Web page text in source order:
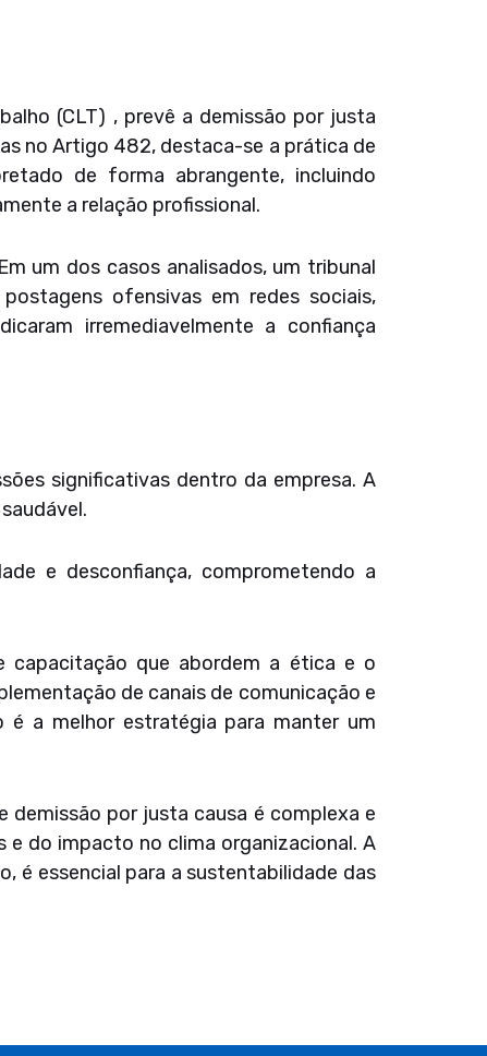
(CLT) , prevê a demissão por justa
no Artigo 482, destaca-se a prática de
de forma abrangente, incluindo
a relação profissional.
um dos casos analisados, um tribunal
ofensivas em redes sociais,
irremediavelmente a confiança
significativas dentro da empresa. A
e desconfiança, comprometendo a
capacitação que abordem a ética e o
de canais de comunicação e
é a melhor estratégia para manter um
por justa causa é complexa e
do impacto no clima organizacional. A
é essencial para a sustentabilidade das